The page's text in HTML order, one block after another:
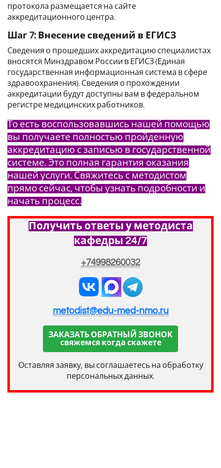
протокола размещается на сайте
аккредитационного центра.
Шаг 7: Внесение сведений в ЕГИСЗ
Сведения о прошедших аккредитацию специалистах
вносятся Минздравом России в ЕГИСЗ (Единая
государственная информационная система в сфере
здравоохранения). Сведения о прохождении
аккредитации будут доступны вам в федеральном
регистре медицинских работников.
То есть воспользовавшись нашей помощью
вы получаете полностью пройденную
аккредитацию с записью в государственной
системе. Это полная гарантия оказания
нашей услуги. Свяжитесь с методистом
прямо сейчас, чтобы узнать подробности и
начать процесс.
Получить ответы у методиста
кафедры 24/7
+74998260032
metodist@edu-med-nmo.ru
ЗАКАЗАТЬ ОБРАТНЫЙ ЗВОНОК
свяжемся когда скажете
Оставляя заявку, вы соглашаетесь на обработку
персональных данных.